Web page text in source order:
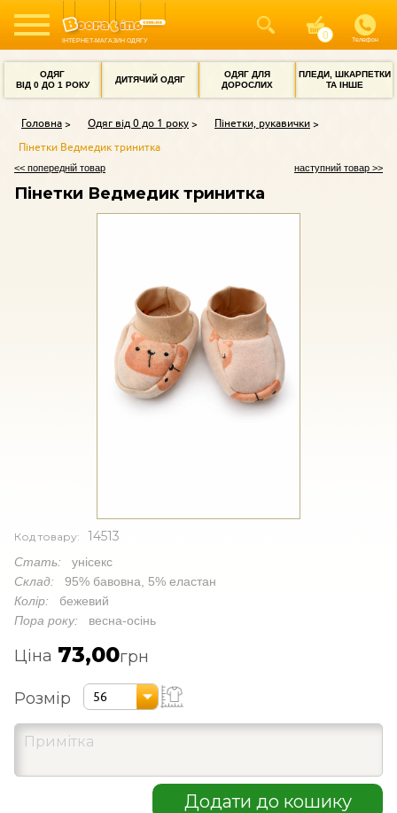
ІНТЕРНЕТ-МАГАЗИН ОДЯГУ Телефон
ОДЯГ
ВІД 0 ДО 1 РОКУ
ДИТЯЧИЙ ОДЯГ
ОДЯГ ДЛЯ
ДОРОСЛИХ
ПЛЕДИ, ШКАРПЕТКИ
ТА ІНШЕ
Головна Одяг від 0 до 1 року
Пінетки, рукавички
Пінетки Ведмедик тринитка
<< попередній товар наступний товар >>
Пінетки Ведмедик тринитка
Код товару: 14513
Стать: унісекс
Склад: 95% бавовна, 5% еластан
Колір: бежевий
Пора року: весна-осінь
Ціна 73,00грн
Розмір 56
Додати до кошику